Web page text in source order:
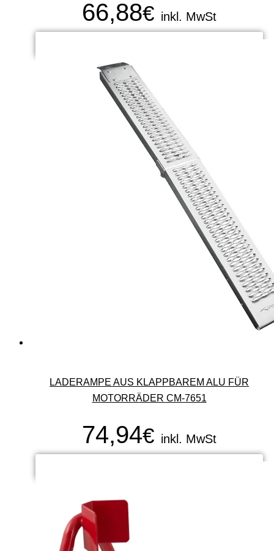
66,88€ inkl. MwSt
LADERAMPE AUS KLAPPBAREM ALU FÜR
MOTORRÄDER CM-7651
74,94€ inkl. MwSt